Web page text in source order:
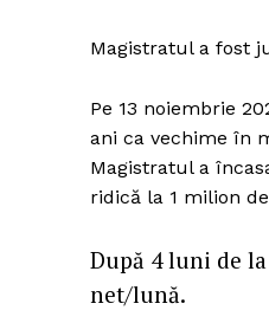
Magistratul a fost
Pe 13 noiembrie
ani ca vechime în
Magistratul a
ridică la 1 milion
După 4 luni de
net/lună.